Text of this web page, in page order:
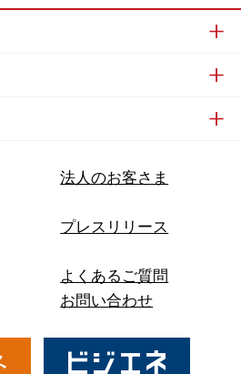
法人のお客さま
プレスリリース
よくあるご質問
お問い合わせ